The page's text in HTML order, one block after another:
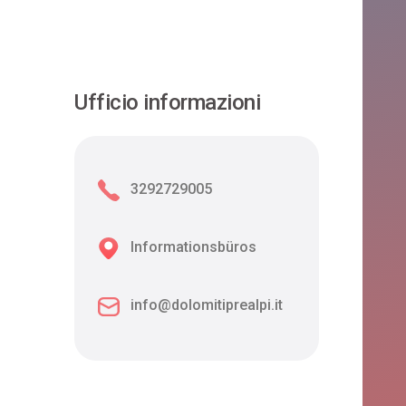
Ufficio informazioni
3292729005
Informationsbüros
info@dolomitiprealpi.it